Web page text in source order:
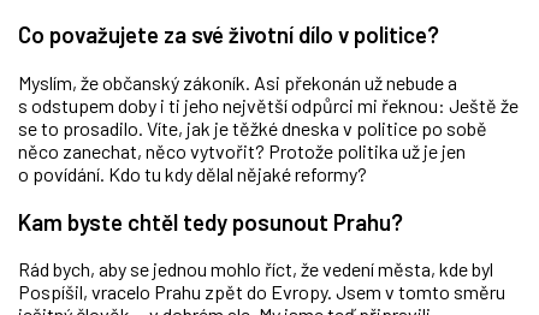
Co považujete za své životní dílo v politice?
Myslím, že občanský zákoník. Asi překonán už nebude a
s odstupem doby i ti jeho největší odpůrci mi řeknou: Ještě že
se to prosadilo. Víte, jak je těžké dneska v politice po sobě
něco zanechat, něco vytvořit? Protože politika už je jen
o povídání. Kdo tu kdy dělal nějaké reformy?
Kam byste chtěl tedy posunout Prahu?
Rád bych, aby se jednou mohlo říct, že vedení města, kde byl
Pospíšil, vracelo Prahu zpět do Evropy. Jsem v tomto směru